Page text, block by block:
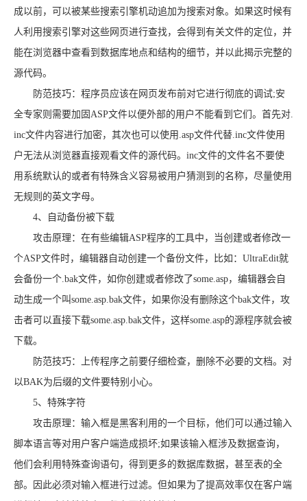
成以前，可以被某些搜索引擎机动追加为搜索对象。如果这时候有
人利用搜索引擎对这些网页进行查找，会得到有关文件的定位，并
能在浏览器中查看到数据库地点和结构的细节，并以此揭示完整的
源代码。
防范技巧：程序员应该在网页发布前对它进行彻底的调试;安
全专家则需要加固ASP文件以便外部的用户不能看到它们。首先对.
inc文件内容进行加密，其次也可以使用.asp文件代替.inc文件使用
户无法从浏览器直接观看文件的源代码。inc文件的文件名不要使
用系统默认的或者有特殊含义容易被用户猜测到的名称，尽量使用
无规则的英文字母。
4、自动备份被下载
攻击原理：在有些编辑ASP程序的工具中，当创建或者修改一
个ASP文件时，编辑器自动创建一个备份文件，比如：UltraEdit就
会备份一个.bak文件，如你创建或者修改了some.asp，编辑器会自
动生成一个叫some.asp.bak文件，如果你没有删除这个bak文件，攻
击者可以直接下载some.asp.bak文件，这样some.asp的源程序就会被
下载。
防范技巧：上传程序之前要仔细检查，删除不必要的文档。对
以BAK为后缀的文件要特别小心。
5、特殊字符
攻击原理：输入框是黑客利用的一个目标，他们可以通过输入
脚本语言等对用户客户端造成损坏;如果该输入框涉及数据查询，
他们会利用特殊查询语句，得到更多的数据库数据，甚至表的全
部。因此必须对输入框进行过滤。但如果为了提高效率仅在客户端